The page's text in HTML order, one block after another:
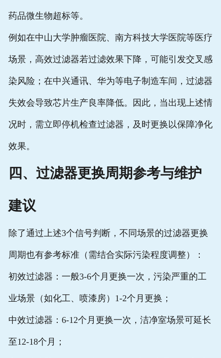
药品微生物超标等。
例如在中山大学肿瘤医院、南方科技大学医院等医疗
场景，高效过滤器若过滤效果下降，可能引发交叉感
染风险；在中兴通讯、华为等电子制造车间，过滤器
失效会导致芯片生产良率降低。因此，当出现上述情
况时，需立即停机检查过滤器，及时更换以保障净化
效果。
四、过滤器更换周期参考与维护
建议
除了通过上述3个信号判断，不同场景的过滤器更换
周期也有参考标准（需结合实际污染程度调整）：
初效过滤器：一般3-6个月更换一次，污染严重的工
业场景（如化工、喷漆房）1-2个月更换；
中效过滤器：6-12个月更换一次，洁净室场景可延长
至12-18个月；